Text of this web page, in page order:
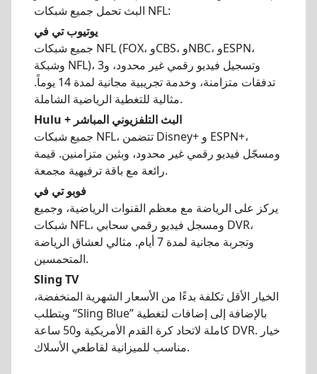
البث تحمل جميع شبكات NFL:
يوتيوب تي في
جميع شبكات NFL (FOX، وCBS، وNBC، وESPN،
وشبكة NFL)، وتسجيل فيديو رقمي غير محدود، و3
تدفقات متزامنة، وخدمة تجريبية مجانية لمدة 14 يوماً.
مثالية للتغطية الرياضية الشاملة.
Hulu + البث التلفزيوني المباشر
جميع شبكات NFL، تتضمن Disney+ و ESPN+،
ومسجّل فيديو رقمي غير محدود، وبثين متزامنين. قيمة
رائعة مع باقة ترفيهية مجمعة.
فوبو تي في
يركز على الرياضة مع معظم القنوات الرياضية، وجميع
شبكات NFL، ومسجل فيديو رقمي سحابي DVR،
وتجربة مجانية لمدة 7 أيام. مثالي لعشاق الرياضة
المتحمسين.
Sling TV
الخيار الأقل تكلفة بدءًا من الأسعار الشهرية المنخفضة،
ويتطلب “Sling Blue” بالإضافة إلى إضافات لتغطية
كاملة لاتحاد كرة القدم الأمريكية و50 ساعة DVR. خيار
مناسب للميزانية لقاطعي الأسلاك.